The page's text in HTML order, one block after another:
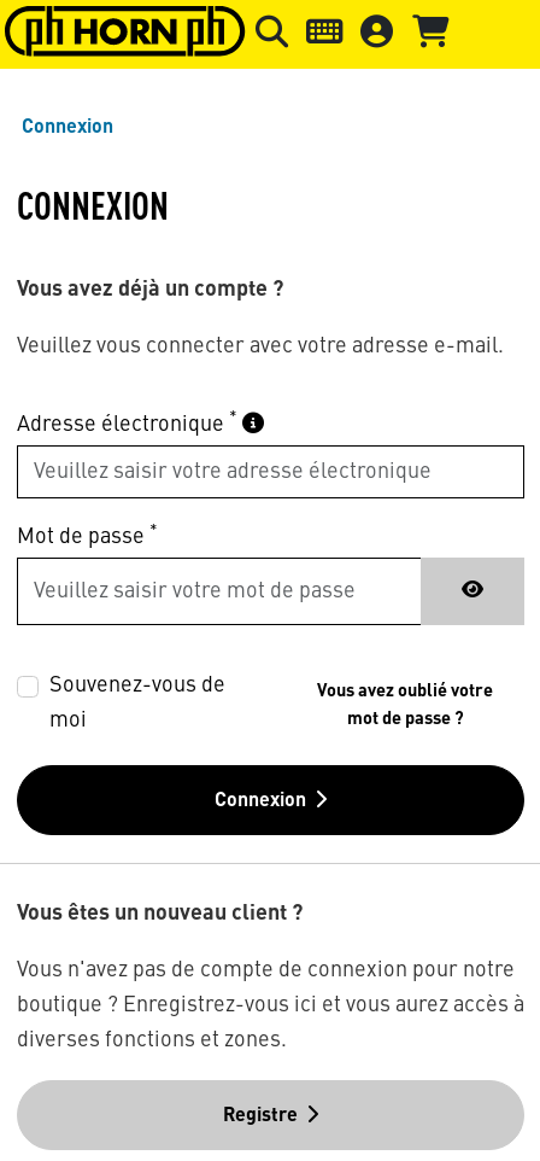
Skip to main content Passer à l'en-tête de la page
Connexion
CONNEXION
Vous avez déjà un compte ?
Veuillez vous connecter avec votre adresse e-mail.
Adresse électronique *
Mot de passe *
Souvenez-vous de
moi
Vous avez oublié votre
mot de passe ?
Connexion
Vous êtes un nouveau client ?
Vous n'avez pas de compte de connexion pour notre
boutique ? Enregistrez-vous ici et vous aurez accès à
diverses fonctions et zones.
Registre